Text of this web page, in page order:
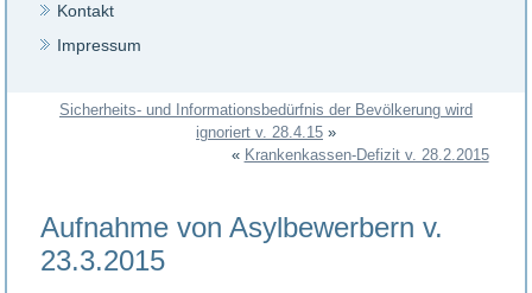
Kontakt
Impressum
Sicherheits- und Informationsbedürfnis der Bevölkerung wird
ignoriert v. 28.4.15 »
« Krankenkassen-Defizit v. 28.2.2015
Aufnahme von Asylbewerbern v.
23.3.2015